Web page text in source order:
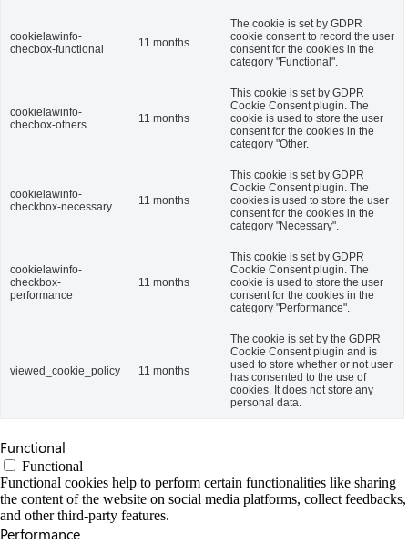
cookielawinfo-
checbox-functional
11 months
The cookie is set by GDPR
cookie consent to record the user
consent for the cookies in the
category "Functional".
cookielawinfo-
checbox-others
11 months
This cookie is set by GDPR
Cookie Consent plugin. The
cookie is used to store the user
consent for the cookies in the
category "Other.
cookielawinfo-
checkbox-necessary
11 months
This cookie is set by GDPR
Cookie Consent plugin. The
cookies is used to store the user
consent for the cookies in the
category "Necessary".
cookielawinfo-
checkbox-
performance
11 months
This cookie is set by GDPR
Cookie Consent plugin. The
cookie is used to store the user
consent for the cookies in the
category "Performance".
viewed_cookie_policy 11 months
The cookie is set by the GDPR
Cookie Consent plugin and is
used to store whether or not user
has consented to the use of
cookies. It does not store any
personal data.
Functional
Functional
Functional cookies help to perform certain functionalities like sharing
the content of the website on social media platforms, collect feedbacks,
and other third-party features.
Performance